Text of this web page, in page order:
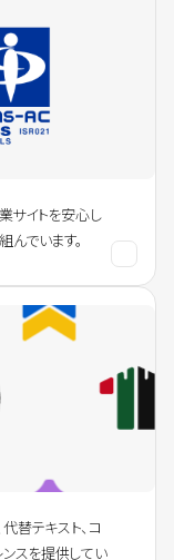
サイトを安心し
でいます。
替テキスト、コ
ンスを提供してい